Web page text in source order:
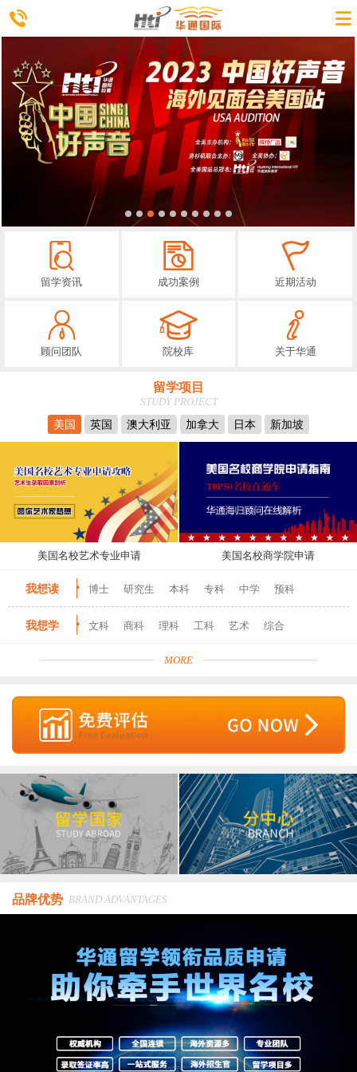
留学资讯 成功案例 近期活动
顾问团队 院校库 关于华通
留学项目
STUDY PROJECT
美国
英国 澳大利亚 加拿大 日本 新加坡
美国名校艺术专业申请 美国名校商学院申请
我想读 博士 研究生 本科 专科 中学 预科
我想学 文科 商科 理科 工科 艺术 综合
MORE
品牌优势 BRAND ADVANTAGES